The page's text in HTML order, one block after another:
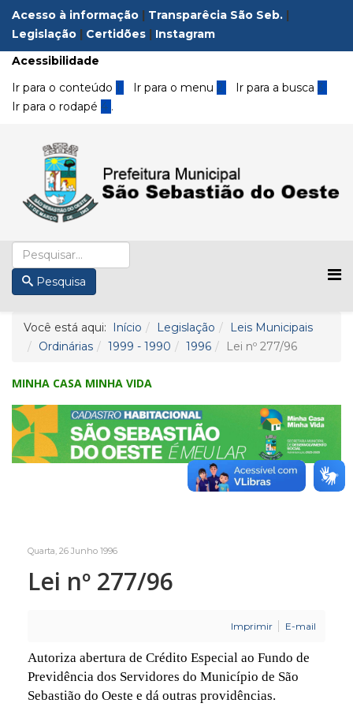
Acesso à informação | Transparêcia São Seb. |
Legislação | Certidões | Instagram
Acessibilidade
Ir para o conteúdo 1 Ir para o menu 2 Ir para a busca3
Ir para o rodapé 4 .
Pesquisa
Você está aqui: Início Legislação
Leis Municipais
Ordinárias
1999 - 1990 1996 Lei nº 277/96
MINHA CASA MINHA VIDA
Quarta, 26 Junho 1996
Lei nº 277/96
Imprimir E-mail
Autoriza abertura de Crédito Especial ao Fundo de
Previdência dos Servidores do Município de São
Sebastião do Oeste e dá outras providências.